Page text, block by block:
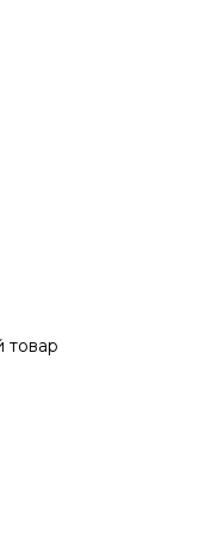
товар